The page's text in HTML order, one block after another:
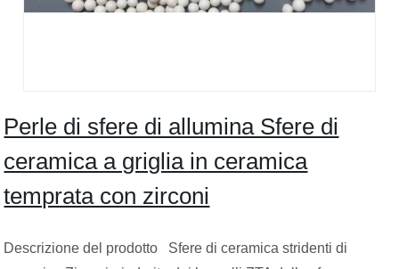
Perle di sfere di allumina Sfere di
ceramica a griglia in ceramica
temprata con zirconi
Descrizione del prodotto Sfere di ceramica stridenti di